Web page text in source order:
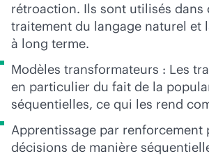
rétroaction. Ils sont utilisés
traitement du langage naturel et
à long terme.
Modèles transformateurs : Les
en particulier du fait de la
séquentielles, ce qui les rend
Apprentissage par renforcement
décisions de manière